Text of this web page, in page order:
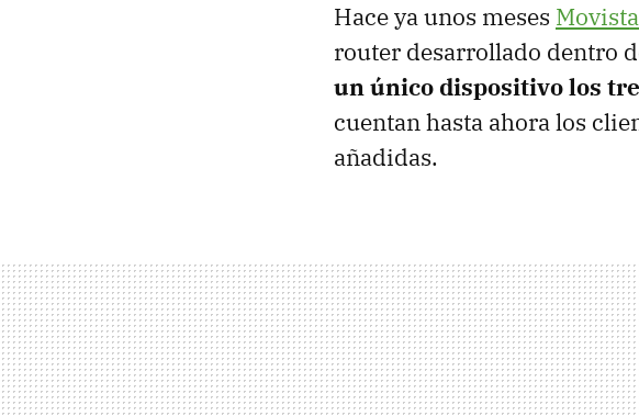
Hace ya unos meses
router desarrollado dentro
un único dispositivo los
cuentan hasta ahora los
añadidas.